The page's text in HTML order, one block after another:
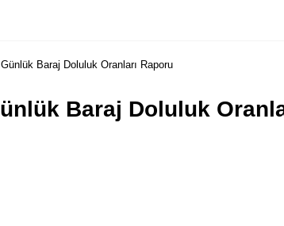
Baraj Doluluk Oranları Raporu
Baraj Doluluk